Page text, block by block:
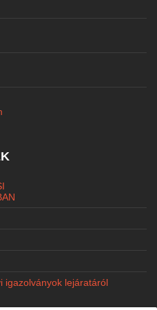
igazolványok lejáratáról